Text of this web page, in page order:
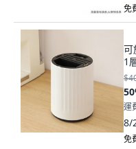
免
可
1
50
運
8/
免